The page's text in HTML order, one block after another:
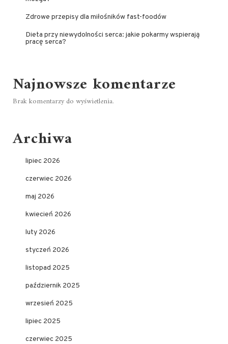
Zdrowe przepisy dla miłośników fast-foodów
Dieta przy niewydolności serca: jakie pokarmy wspierają
pracę serca?
Najnowsze komentarze
Brak komentarzy do wyświetlenia.
Archiwa
lipiec 2026
czerwiec 2026
maj 2026
kwiecień 2026
luty 2026
styczeń 2026
listopad 2025
październik 2025
wrzesień 2025
lipiec 2025
czerwiec 2025